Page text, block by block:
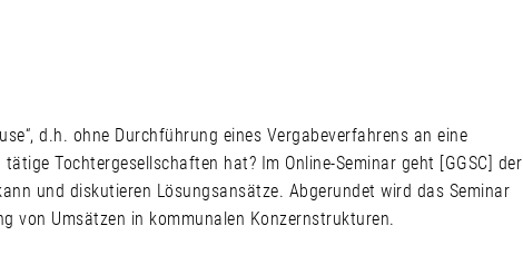
d.h. ohne Durchführung eines Vergabeverfahrens an eine
Tochtergesellschaften hat? Im Online-Seminar geht [GGSC] der
und diskutieren Lösungsansätze. Abgerundet wird das Seminar
von Umsätzen in kommunalen Konzernstrukturen.